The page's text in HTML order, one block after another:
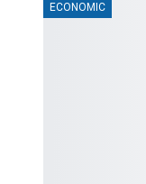
ECONOMIC